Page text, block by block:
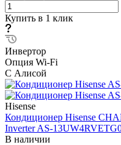
Купить в 1 клик
Инвертор
Опция Wi-Fi
С Алисой
Hisense
Кондиционер Hisense
Inverter AS-
В наличии